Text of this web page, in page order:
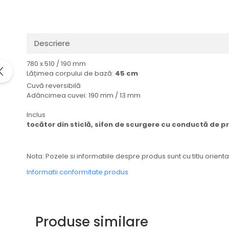
Inductie
Plite cu hota integrata
Descriere
780 x 510 / 190 mm
Lățimea corpului de bază: 45 cm
Cuvă reversibilă
Adâncimea cuvei: 190 mm / 13 mm
Inclus
tocător din sticlă, sifon de scurgere cu conductă de
Nota: Pozele si informatiile despre produs sunt cu titlu
Informatii conformitate produs
Produse similare